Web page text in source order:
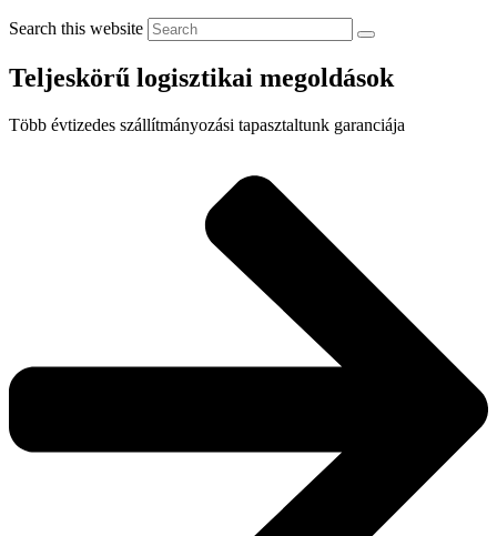
Search this website
Teljeskörű logisztikai megoldások
Több évtizedes szállítmányozási tapasztaltunk garanciája